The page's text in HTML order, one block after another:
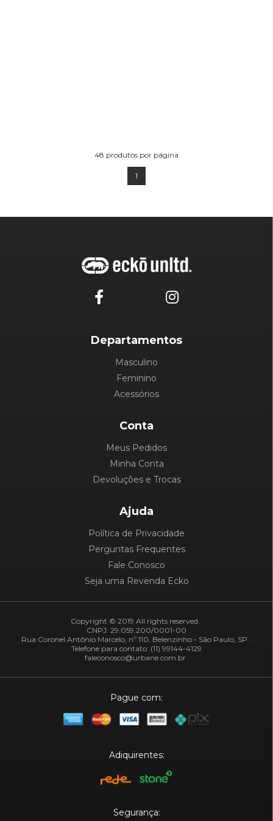
48 produtos por página
1
Departamentos
Masculino
Feminino
Acessórios
Conta
Meus Pedidos
Minha Conta
Devoluções e Trocas
Ajuda
Política de Privacidade
Perguntas Frequentes
Fale Conosco
Seja uma Revenda Ecko
Copyright © 2019 All rights reserved.
CNPJ: 29.059.200/0001-00
Rua Coronel Antônio Marcelo, nº 110, Belenzinho - São Paulo, SP.
Telefone para contato: (11) 99144-4129
faleconosco@urbane.com.br
Pague com:
Adiquirentes:
Segurança: